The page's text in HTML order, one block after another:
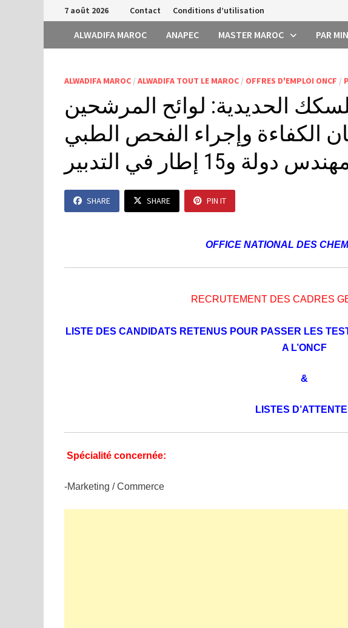
Passer
au
contenu
7 août 2026 Contact Conditions d’utilisation
ALWADIFA MAROC ANAPEC MASTER MAROC PAR
ALWADIFA MAROC /ALWADIFA TOUT LE MAROC / OFFRES D'EMPLOI ONCF /
الحديدية: لوائح المرشحين
الكفاءة وإجراء الفحص الطبي
SHARE SHARE PIN IT
OFFICE NATIONAL DES
RECRUTEMENT DES CADRES
LISTE DES CANDIDATS RETENUS POUR PASSER LES
A L’ONCF
&
LISTES
Spécialité concernée:
-Marketing / Commerce